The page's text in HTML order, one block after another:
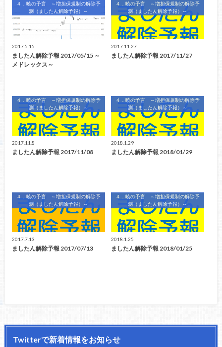
４．暁の予言 ～増担保規制の解除予
測（ましたん解除予報）～
2017.5.15
ましたん解除予報 2017/05/15 ～
メドレックス～
４．暁の予言 ～増担保規制の解除予
測（ましたん解除予報）～
2017.11.27
ましたん解除予報 2017/11/27
４．暁の予言 ～増担保規制の解除予
測（ましたん解除予報）～
2017.11.8
ましたん解除予報 2017/11/08
４．暁の予言 ～増担保規制の解除予
測（ましたん解除予報）～
2018.1.29
ましたん解除予報 2018/01/29
４．暁の予言 ～増担保規制の解除予
測（ましたん解除予報）～
2017.7.13
ましたん解除予報 2017/07/13
４．暁の予言 ～増担保規制の解除予
測（ましたん解除予報）～
2018.1.25
ましたん解除予報 2018/01/25
Twitterで新着情報をお知らせ